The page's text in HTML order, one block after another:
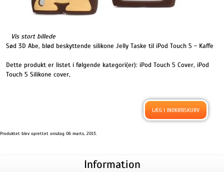
Vis stort billede
Sød 3D Abe, blød beskyttende silikone Jelly Taske til iPod Touch 5 - Kaffe
Dette produkt er listet i følgende kategori(er): iPod Touch 5 Cover, iPod
Touch 5 Silikone cover,
Produktet blev oprettet onsdag 06 marts, 2013.
Information